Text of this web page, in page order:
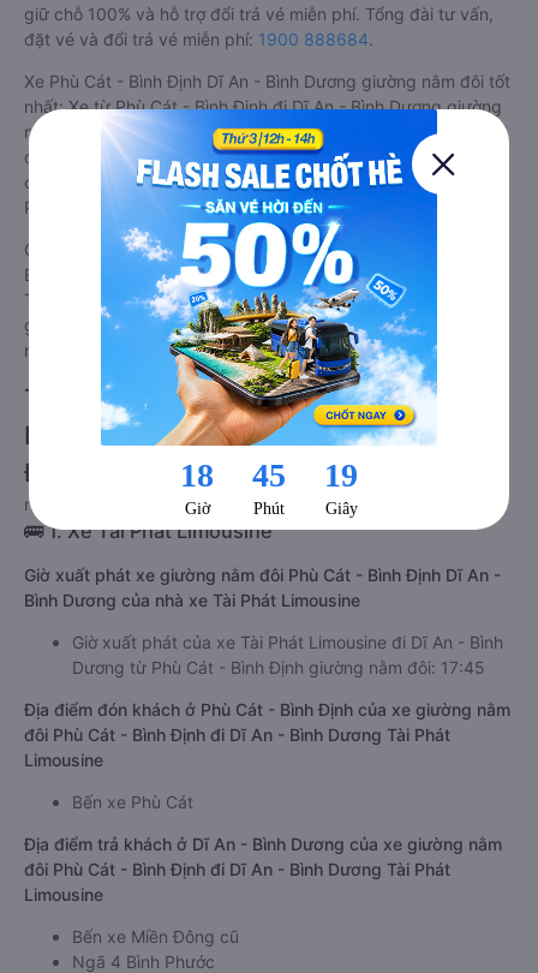
giữ chỗ 100% và hỗ trợ đổi trả vé miễn phí. Tổng đài tư vấn,
đặt vé và đổi trả vé miễn phí: 1900 888684.
Xe Phù Cát - Bình Định Dĩ An - Bình Dương giường nằm đôi tốt
nhất: Xe từ Phù Cát - Bình Định đi Dĩ An - Bình Dương giường
nằm đôi được đánh giá chung có chất lượng Trung bình với
điểm đánh giá trung bình từ 4.4/5 dựa trên 3948 phản hồi
của hành khách Xe giường nằm đôi về Dĩ An - Bình Dương từ
Phù Cát - Bình Định.
Giá vé xe giường nằm đôi đi Dĩ An - Bình Dương từ Phù Cát -
Bình Định rẻ nhất là 500000 của hãng xe Tài Phát Limousine.
Tùy thuộc vào vị trí ngồi của bạn và chương trình khuyến mãi,
giá vé Xe Phù Cát - Bình Định đi Dĩ An - Bình Dương giường
nằm đôi này có thể sẽ rẻ hơn
Tổng hợp TOP 4 xe giường nằm đôi đi
Dĩ An - Bình Dương từ Phù Cát - Bình
Định tốt nhất hiện nay 08/2026
null
🚌 1. Xe Tài Phát Limousine
Giờ xuất phát xe giường nằm đôi Phù Cát - Bình Định Dĩ An -
Bình Dương của nhà xe Tài Phát Limousine
Giờ xuất phát của xe Tài Phát Limousine đi Dĩ An - Bình
Dương từ Phù Cát - Bình Định giường nằm đôi: 17:45
Địa điểm đón khách ở Phù Cát - Bình Định của xe giường nằm
đôi Phù Cát - Bình Định đi Dĩ An - Bình Dương Tài Phát
Limousine
Bến xe Phù Cát
Địa điểm trả khách ở Dĩ An - Bình Dương của xe giường nằm
đôi Phù Cát - Bình Định đi Dĩ An - Bình Dương Tài Phát
Limousine
Bến xe Miền Đông cũ
Ngã 4 Bình Phước